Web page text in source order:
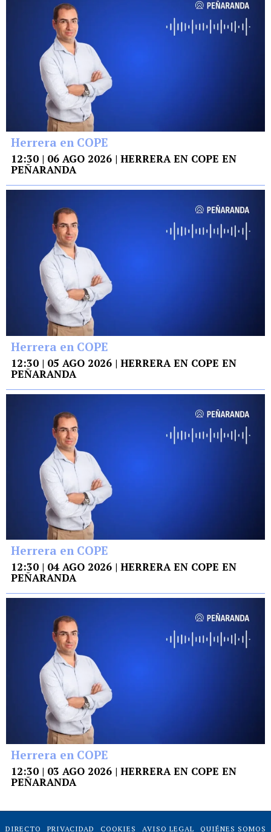
Herrera en COPE
12:30 | 06 AGO 2026 | HERRERA EN COPE EN
PEÑARANDA
Herrera en COPE
12:30 | 05 AGO 2026 | HERRERA EN COPE EN
PEÑARANDA
Herrera en COPE
12:30 | 04 AGO 2026 | HERRERA EN COPE EN
PEÑARANDA
Herrera en COPE
12:30 | 03 AGO 2026 | HERRERA EN COPE EN
PEÑARANDA
DIRECTO PRIVACIDAD COOKIES AVISO LEGAL QUIÉNES SOMOS